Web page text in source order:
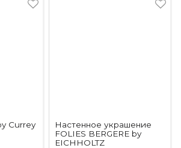
Currey
Настенное украшение
FOLIES BERGERE by
EICHHOLTZ